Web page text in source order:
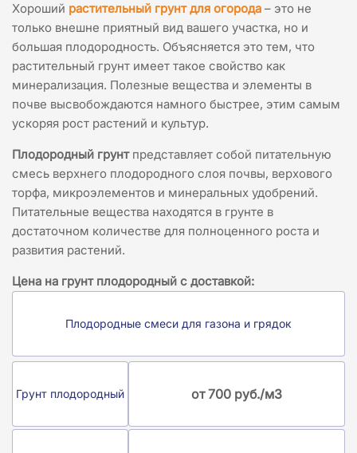
Хороший растительный грунт для огорода – это не
только внешне приятный вид вашего участка, но и
большая плодородность. Объясняется это тем, что
растительный грунт имеет такое свойство как
минерализация. Полезные вещества и элементы в
почве высвобождаются намного быстрее, этим самым
ускоряя рост растений и культур.
Плодородный грунтпредставляет собой питательную
смесь верхнего плодородного слоя почвы, верхового
торфа, микроэлементов и минеральных удобрений.
Питательные вещества находятся в грунте в
достаточном количестве для полноценного роста и
развития растений.
Цена на грунт плодородный с доставкой:
Плодородные смеси для газона и грядок
Грунт плодородный от 700 руб./м3